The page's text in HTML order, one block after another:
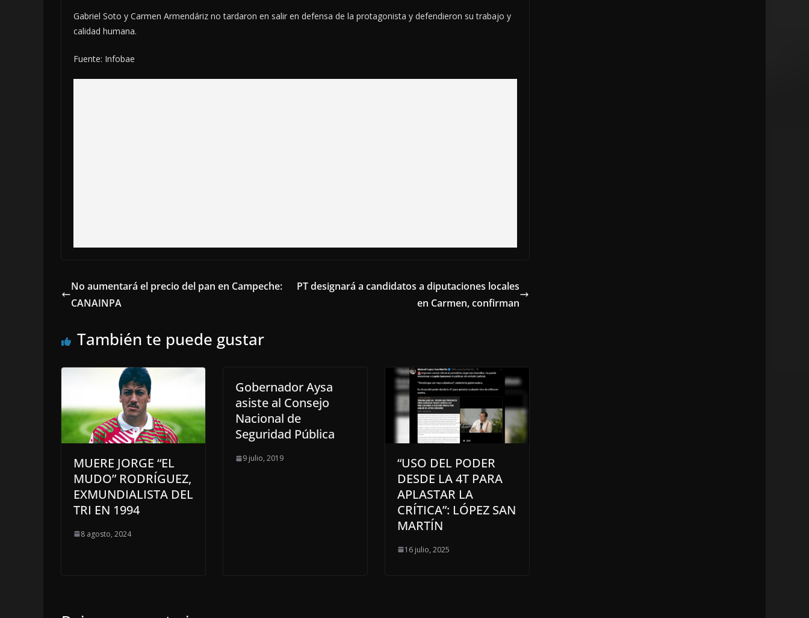
Gabriel Soto y Carmen Armendáriz no tardaron en salir en defensa de la protagonista y defendieron su trabajo y
calidad humana.
Fuente: Infobae
No aumentará el precio del pan en Campeche:
CANAINPA
PT designará a candidatos a diputaciones locales
en Carmen, confirman
También te puede gustar
MUERE JORGE “EL
MUDO” RODRÍGUEZ,
EXMUNDIALISTA DEL
TRI EN 1994
8 agosto, 2024
Gobernador Aysa
asiste al Consejo
Nacional de
Seguridad Pública
9 julio, 2019
“USO DEL PODER
DESDE LA 4T PARA
APLASTAR LA
CRÍTICA”: LÓPEZ SAN
MARTÍN
16 julio, 2025